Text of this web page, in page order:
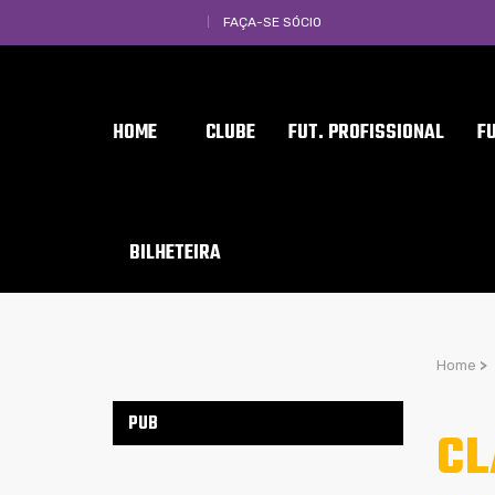
FAÇA-SE SÓCIO
HOME CLUBE FUT. PROFISSIONAL
BILHETEIRA
Home >
PUB